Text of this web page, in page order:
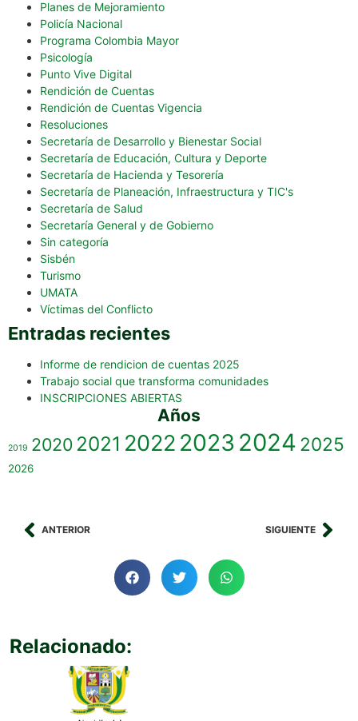
Planes de Mejoramiento
Policía Nacional
Programa Colombia Mayor
Psicología
Punto Vive Digital
Rendición de Cuentas
Rendición de Cuentas Vigencia
Resoluciones
Secretaría de Desarrollo y Bienestar Social
Secretaría de Educación, Cultura y Deporte
Secretaría de Hacienda y Tesorería
Secretaría de Planeación, Infraestructura y TIC's
Secretaría de Salud
Secretaría General y de Gobierno
Sin categoría
Sisbén
Turismo
UMATA
Víctimas del Conflicto
Entradas recientes
Informe de rendicion de cuentas 2025
Trabajo social que transforma comunidades
INSCRIPCIONES ABIERTAS
Años
2019 20202021 2022 2023 2024 2025
2026
ANTERIOR SIGUIENTE
Relacionado: